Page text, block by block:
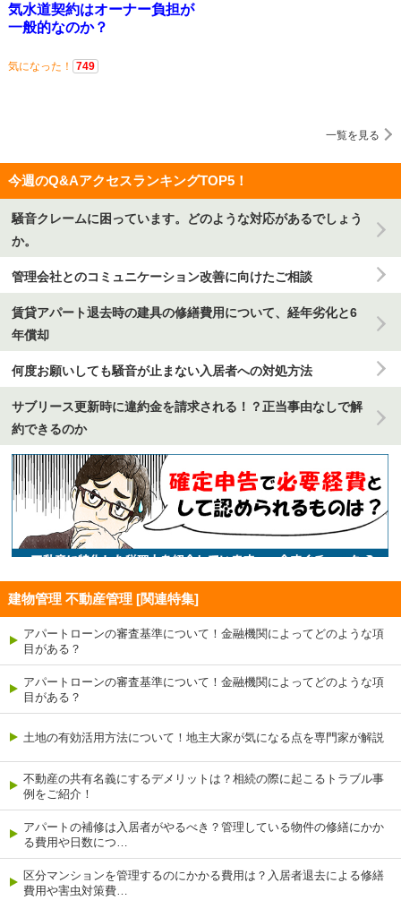
気水道契約はオーナー負担が
一般的なのか？
気になった！ 749
一覧を見る
今週のQ&AアクセスランキングTOP5！
騒音クレームに困っています。どのような対応があるでしょう
か。
管理会社とのコミュニケーション改善に向けたご相談
賃貸アパート退去時の建具の修繕費用について、経年劣化と6
年償却
何度お願いしても騒音が止まない入居者への対処方法
サブリース更新時に違約金を請求される！？正当事由なしで解
約できるのか
建物管理 不動産管理 [関連特集]
アパートローンの審査基準について！金融機関によってどのような項
目がある？
アパートローンの審査基準について！金融機関によってどのような項
目がある？
土地の有効活用方法について！地主大家が気になる点を専門家が解説
不動産の共有名義にするデメリットは？相続の際に起こるトラブル事
例をご紹介！
アパートの補修は入居者がやるべき？管理している物件の修繕にかか
る費用や日数につ…
区分マンションを管理するのにかかる費用は？入居者退去による修繕
費用や害虫対策費…